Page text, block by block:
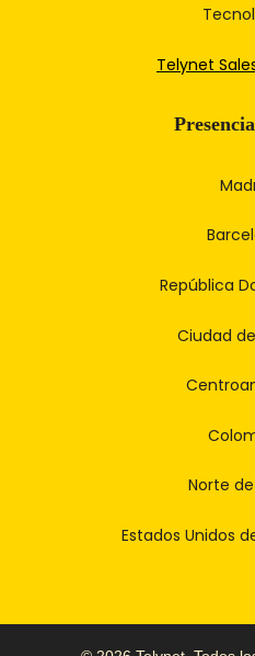
Telynet
República
Ciudad
Norte
Estados Unidos